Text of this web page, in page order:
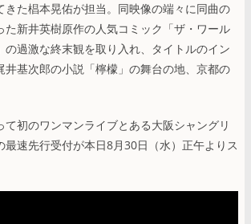
きた椙本晃佑が担当。同映像の端々に同曲の
た新井英樹原作の人気コミック「ザ・ワール
の過激な終末観を取り入れ、タイトルのイン
井基次郎の小説「檸檬」の舞台の地、京都の
て初のワンマンライブとある大阪シャングリ
最速先行受付が本日8月30日（水）正午よりス